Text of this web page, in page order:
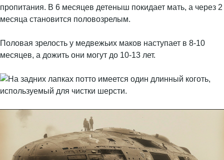
пропитания. В 6 месяцев детеныш покидает мать, а через 2
месяца становится половозрелым.
Половая зрелость у медвежьих маков наступает в 8-10
месяцев, а дожить они могут до 10-13 лет.